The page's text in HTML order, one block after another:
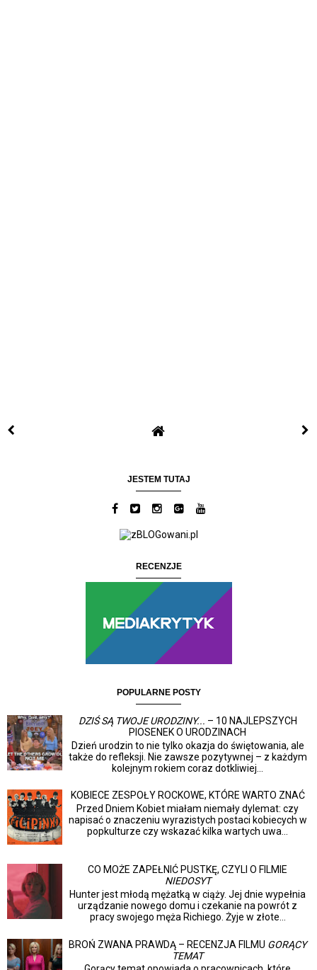
JESTEM TUTAJ
RECENZJE
POPULARNE POSTY
DZIŚ SĄ TWOJE URODZINY... – 10 NAJLEPSZYCH
PIOSENEK O URODZINACH
Dzień urodzin to nie tylko okazja do świętowania, ale
także do refleksji. Nie zawsze pozytywnej – z każdym
kolejnym rokiem coraz dotkliwiej...
KOBIECE ZESPOŁY ROCKOWE, KTÓRE WARTO ZNAĆ
Przed Dniem Kobiet miałam niemały dylemat: czy
napisać o znaczeniu wyrazistych postaci kobiecych w
popkulturze czy wskazać kilka wartych uwa...
CO MOŻE ZAPEŁNIĆ PUSTKĘ, CZYLI O FILMIE
NIEDOSYT
Hunter jest młodą mężatką w ciąży. Jej dnie wypełnia
urządzanie nowego domu i czekanie na powrót z
pracy swojego męża Richiego. Żyje w złote...
BROŃ ZWANA PRAWDĄ – RECENZJA FILMU GORĄCY
TEMAT